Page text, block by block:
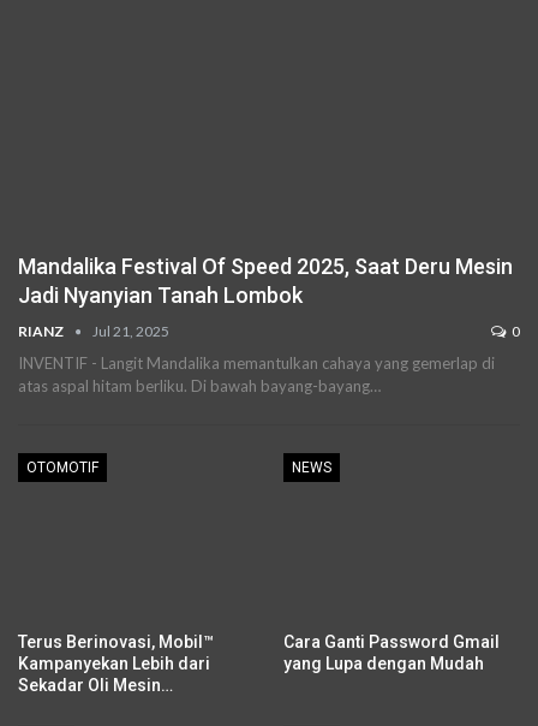
Mandalika Festival Of Speed 2025, Saat Deru Mesin
Jadi Nyanyian Tanah Lombok
RIANZ Jul 21, 2025 0
INVENTIF - Langit Mandalika memantulkan cahaya yang gemerlap di
atas aspal hitam berliku. Di bawah bayang-bayang…
OTOMOTIF
Terus Berinovasi, Mobil™
Kampanyekan Lebih dari
Sekadar Oli Mesin…
NEWS
Cara Ganti Password Gmail
yang Lupa dengan Mudah